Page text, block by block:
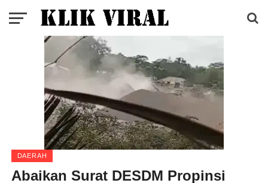
DAERAH
Abaikan Surat DESDM Propinsi